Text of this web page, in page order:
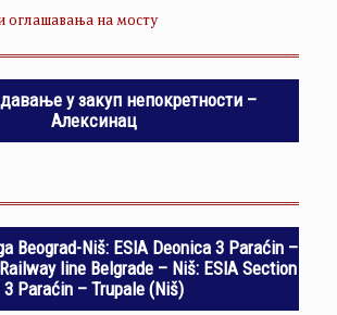
оглашавања на мосту
у закуп непокретности –
Алексинац
Beograd-Niš: ESIA Deonica 3 Paraćin –
line Belgrade – Niš: ESIA Section
3 Paraćin – Trupale (Niš)